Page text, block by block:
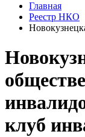
Главная
Реестр НКО
клуб